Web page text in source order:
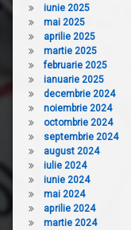
iunie 2025
mai 2025
aprilie 2025
martie 2025
februarie 2025
ianuarie 2025
decembrie 2024
noiembrie 2024
octombrie 2024
septembrie 2024
august 2024
iulie 2024
iunie 2024
mai 2024
aprilie 2024
martie 2024